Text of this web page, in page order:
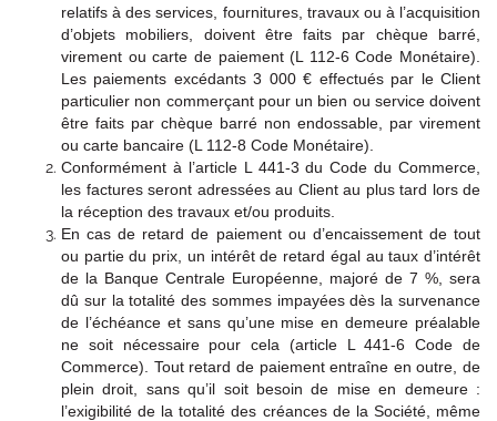
relatifs à des services, fournitures, travaux ou à l’acquisition
d’objets mobiliers, doivent être faits par chèque barré,
virement ou carte de paiement (L 112-6 Code Monétaire).
Les paiements excédants 3 000 € effectués par le Client
particulier non commerçant pour un bien ou service doivent
être faits par chèque barré non endossable, par virement
ou carte bancaire (L 112-8 Code Monétaire).
Conformément à l’article L 441-3 du Code du Commerce,
les factures seront adressées au Client au plus tard lors de
la réception des travaux et/ou produits.
En cas de retard de paiement ou d’encaissement de tout
ou partie du prix, un intérêt de retard égal au taux d’intérêt
de la Banque Centrale Européenne, majoré de 7 %, sera
dû sur la totalité des sommes impayées dès la survenance
de l’échéance et sans qu’une mise en demeure préalable
ne soit nécessaire pour cela (article L 441-6 Code de
Commerce). Tout retard de paiement entraîne en outre, de
plein droit, sans qu’il soit besoin de mise en demeure :
l’exigibilité de la totalité des créances de la Société, même